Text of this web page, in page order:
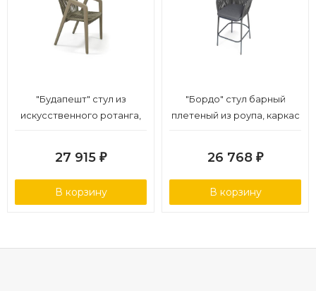
"Будапешт" стул из
искусственного ротанга,
27 915 ₽
В корзину
"Бордо" стул барный
плетеный из роупа, каркас
15мм, ткань темно-серая
027 NEW
26 768 ₽
В корзину